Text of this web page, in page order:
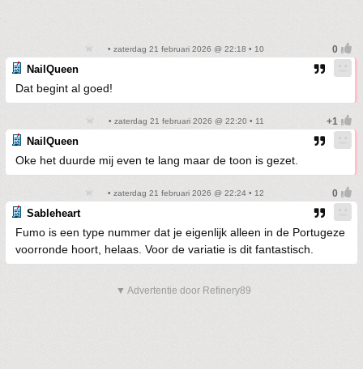
• zaterdag 21 februari 2026 @ 22:18 • 10
NailQueen
Dat begint al goed!
• zaterdag 21 februari 2026 @ 22:20 • 11
NailQueen
Oke het duurde mij even te lang maar de toon is gezet.
• zaterdag 21 februari 2026 @ 22:24 • 12
Sableheart
Fumo is een type nummer dat je eigenlijk alleen in de Portugeze
voorronde hoort, helaas. Voor de variatie is dit fantastisch.
▼ Advertentie door Refinery89